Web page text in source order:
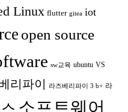
Linux flutter gitea iot
open source
sw교육 ubuntu VS
리파이 라즈베리파이 3 b+ 라
소프트웨어